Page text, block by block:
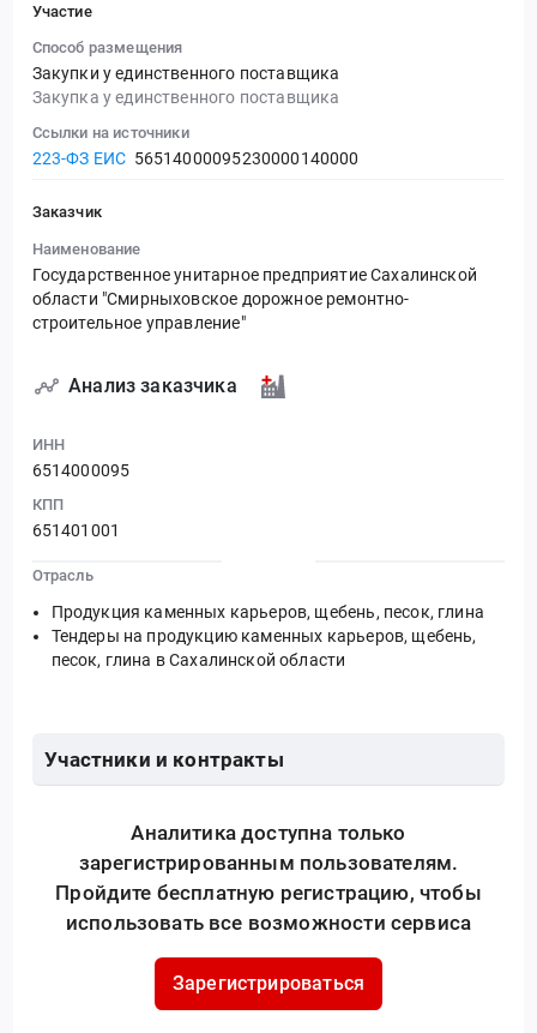
Участие
Способ размещения
Закупки у единственного поставщика
Закупка у единственного поставщика
Ссылки на источники
223-ФЗ ЕИС 56514000095230000140000
Заказчик
Наименование
Государственное унитарное предприятие Сахалинской
области "Смирныховское дорожное ремонтно-
строительное управление"
Анализ заказчика
ИНН
6514000095
КПП
651401001
Отрасль
Продукция каменных карьеров, щебень, песок, глина
Тендеры на продукцию каменных карьеров, щебень,
песок, глина в Сахалинской области
Участники и контракты
Аналитика доступна только
зарегистрированным пользователям.
Пройдите бесплатную регистрацию, чтобы
использовать все возможности сервиса
Зарегистрироваться